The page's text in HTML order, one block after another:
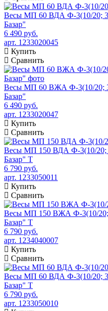
Весы МП 60 ВДА Ф-3(10/20;
Базар"
6 490 руб.
арт. 1233020045
Купить
Сравнить
Весы МП 60 ВЖА Ф-3(10/20;
Базар"
6 490 руб.
арт. 1233020047
Купить
Сравнить
Весы МП 150 ВДА Ф-3(10/20;
Базар" Т
6 790 руб.
арт. 1233050011
Купить
Сравнить
Весы МП 150 ВЖА Ф-3(10/20;
Базар" Т
6 790 руб.
арт. 1234040007
Купить
Сравнить
Весы МП 60 ВДА Ф-3(10/20;
Базар" Т
6 790 руб.
арт. 1233050010